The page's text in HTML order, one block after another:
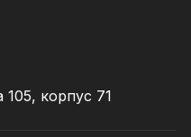
105, корпус 71